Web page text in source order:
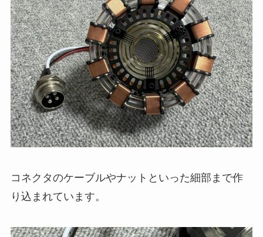
コネクタのケーブルやナットといった細部まで作
り込まれています。